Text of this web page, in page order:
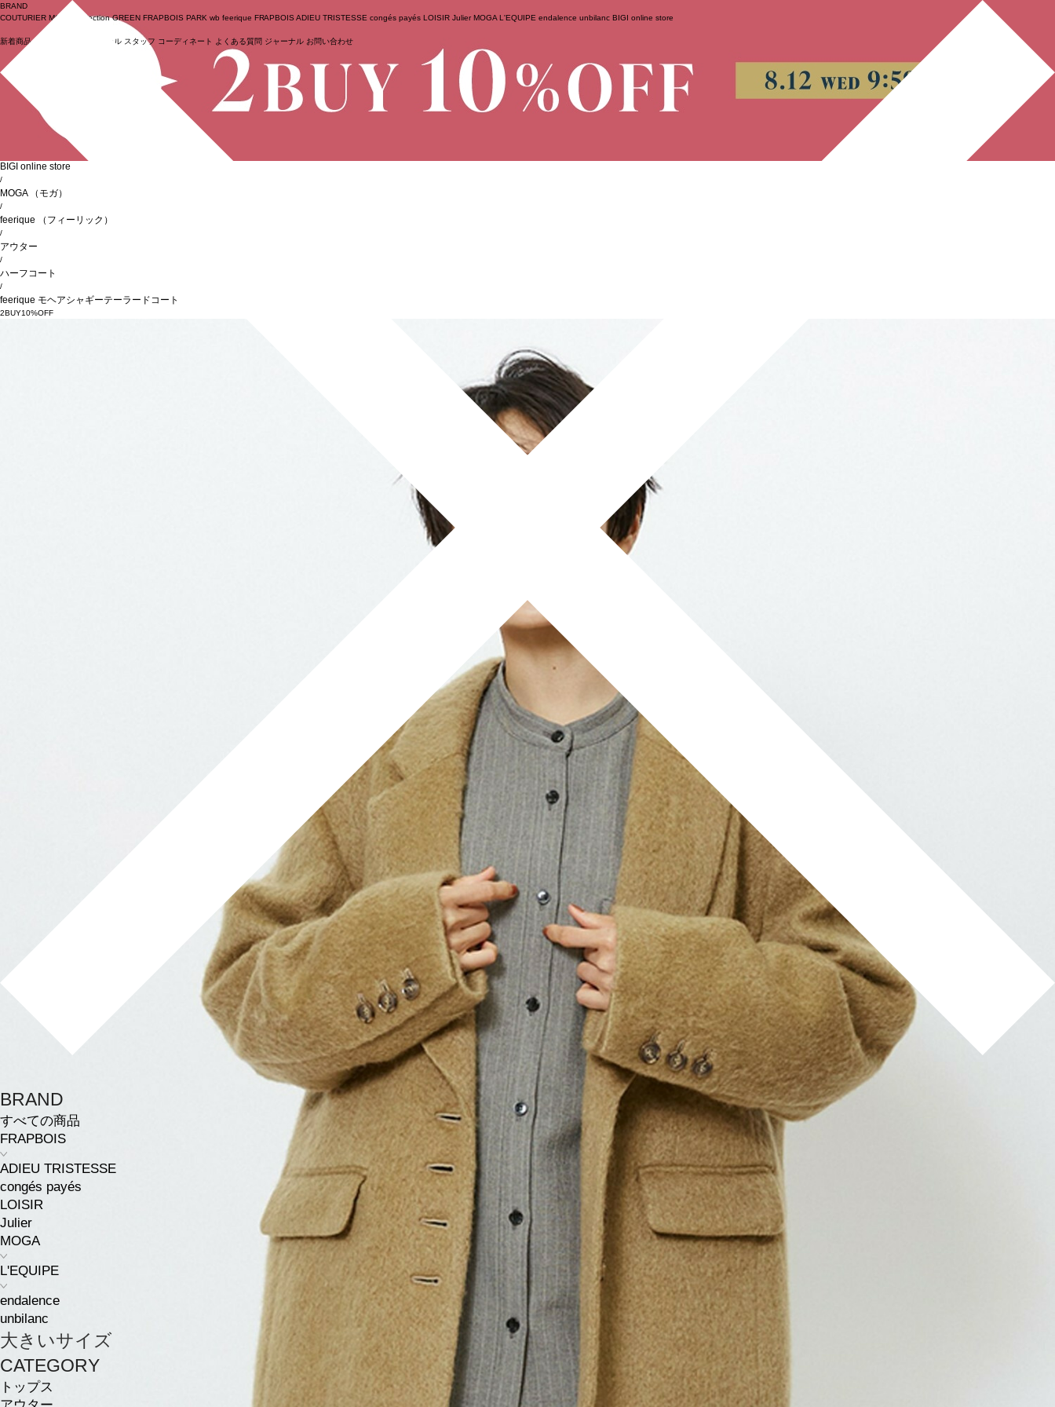
ログイン
BRAND
COUTURIER MOGA Collection GREEN FRAPBOIS PARK wb feerique FRAPBOIS ADIEU TRISTESSE congés payés LOISIR Julier MOGA L'EQUIPE endalence unbilanc BIGI online store
新着商品 (ライブ) セール スタッフ コーディネート よくある質問 ジャーナル お問い合わせ
BRAND
すべての商品
FRAPBOIS
ADIEU TRISTESSE
congés payés
LOISIR
Julier
MOGA
L'EQUIPE
endalence
unbilanc
大きいサイズ
CATEGORY
トップス
BIGI online store
/
MOGA （モガ）
/
feerique （フィーリック）
/
アウター
/
ハーフコート
/
feerique モヘアシャギーテーラードコート
2BUY10%OFF